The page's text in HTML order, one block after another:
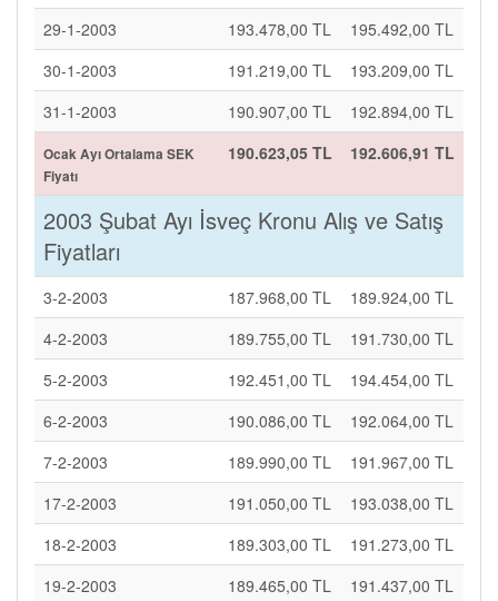
29-1-2003
193.478,00 TL
195.492,00 TL
30-1-2003
191.219,00 TL
193.209,00 TL
31-1-2003
190.907,00 TL 192.894,00 TL
Ocak Ayı Ortalama SEK
Fiyatı
190.623,05 TL 192.606,91 TL
2003 Şubat Ayı İsveç Kronu Alış ve Satış
Fiyatları
3-2-2003 187.968,00 TL
189.924,00 TL
4-2-2003
189.755,00 TL
191.730,00 TL
5-2-2003
192.451,00 TL
194.454,00 TL
6-2-2003
190.086,00 TL
192.064,00 TL
7-2-2003
189.990,00 TL
191.967,00 TL
17-2-2003
191.050,00 TL
193.038,00 TL
18-2-2003
189.303,00 TL
191.273,00 TL
19-2-2003
189.465,00 TL
191.437,00 TL